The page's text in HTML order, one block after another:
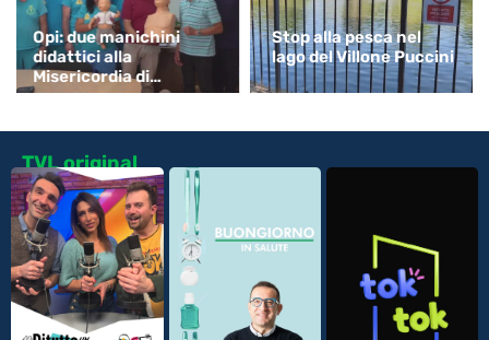
Opi: due manichini
didattici alla
Misericordia di
Monsummano
Stop alla pesca nel
lago del Villone Puccini
TVL original